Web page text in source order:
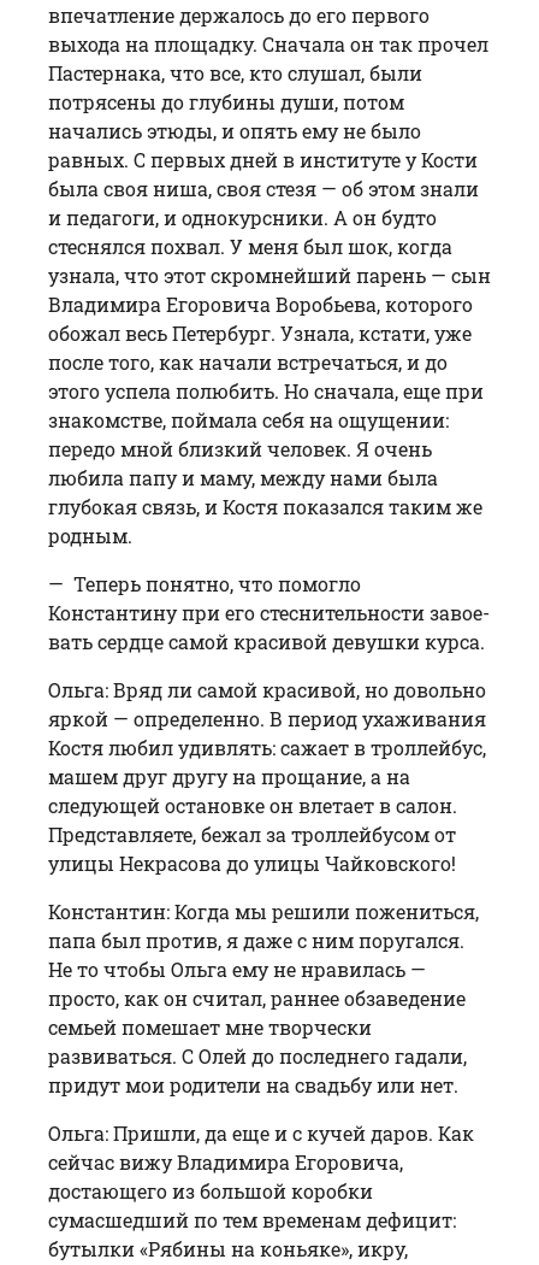
впечатление держалось до его первого
выхода на площадку. Сначала он так прочел
Пастернака, что все, кто слушал, были
потрясены до глубины души, потом
начались этюды, и опять ему не было
равных. С первых дней в институте у Кости
была своя ниша, своя стезя — об этом знали
и педагоги, и однокурсники. А он будто
стеснялся похвал. У меня был шок, когда
узнала, что этот скромнейший парень — сын
Владимира Егоровича Воробьева, которого
обожал весь Петербург. Узнала, кстати, уже
после того, как начали встречаться, и до
этого успела полюбить. Но сначала, еще при
знакомстве, поймала себя на ощущении:
передо мной близкий человек. Я очень
любила папу и маму, между нами была
глубокая связь, и Костя показался таким же
родным.
— Теперь понятно, что помогло
Константину при его стеснительности завое­
вать сердце самой красивой девушки курса.
Ольга: Вряд ли самой красивой, но довольно
яркой — определенно. В период ухаживания
Костя любил удивлять: сажает в троллейбус,
машем друг другу на прощание, а на
следующей остановке он влетает в салон.
Представляете, бежал за троллейбусом от
улицы Некрасова до улицы Чайковского!
Константин: Когда мы решили пожениться,
папа был против, я даже с ним поругался.
Не то чтобы Ольга ему не нравилась —
просто, как он считал, раннее обзаведение
семьей помешает мне творчески
развиваться. С Олей до последнего гадали,
придут мои родители на свадьбу или нет.
Ольга: Пришли, да еще и с кучей даров. Как
сейчас вижу Владимира Егоровича,
достающего из большой коробки
сумасшедший по тем временам дефицит:
бутылки «Рябины на коньяке», икру,